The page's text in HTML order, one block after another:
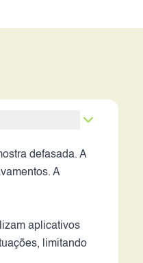
defasada. A
A
aplicativos
limitando